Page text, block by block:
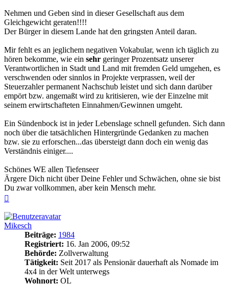
Nehmen und Geben sind in dieser Gesellschaft aus dem
Gleichgewicht geraten!!!!
Der Bürger in diesem Lande hat den gringsten Anteil daran.
Mir fehlt es an jeglichem negativen Vokabular, wenn ich täglich zu
hören bekomme, wie ein sehr geringer Prozentsatz unserer
Verantwortlichen in Stadt und Land mit fremden Geld umgehen, es
verschwenden oder sinnlos in Projekte verprassen, weil der
Steuerzahler permanent Nachschub leistet und sich dann darüber
empört bzw. angemaßt wird zu kritisieren, wie der Einzelne mit
seinem erwirtschafteten Einnahmen/Gewinnen umgeht.
Ein Sündenbock ist in jeder Lebenslage schnell gefunden. Sich dann
noch über die tatsächlichen Hintergründe Gedanken zu machen
bzw. sie zu erforschen...das übersteigt dann doch ein wenig das
Verständnis einiger....
Schönes WE allen Tiefenseer
Ärgere Dich nicht über Deine Fehler und Schwächen, ohne sie bist
Du zwar vollkommen, aber kein Mensch mehr.
Mikesch
Beiträge: 1984
Registriert: 16. Jan 2006, 09:52
Behörde: Zollverwaltung
Tätigkeit: Seit 2017 als Pensionär dauerhaft als Nomade im
4x4 in der Welt unterwegs
Wohnort: OL